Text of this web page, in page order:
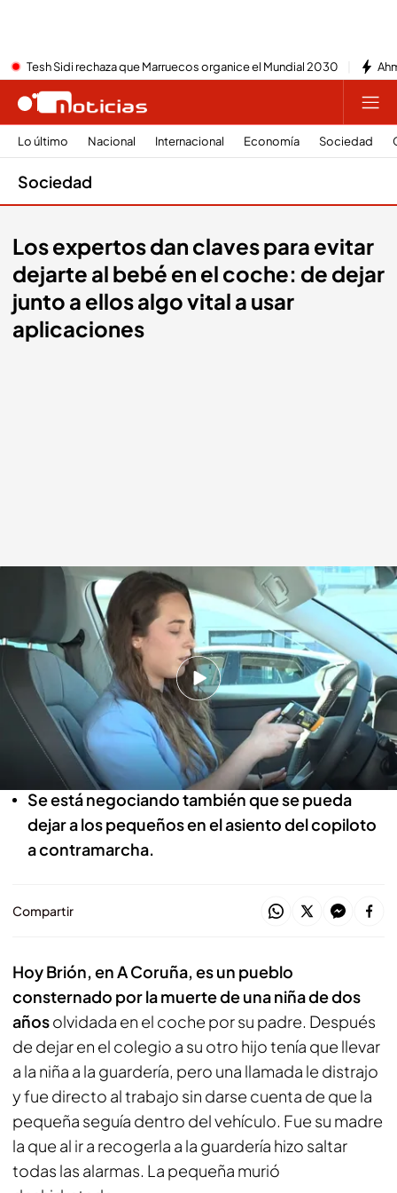
Tesh Sidi rechaza que Marruecos organice el Mundial 2030
Lo último Nacional Internacional Economía Sociedad
Sociedad
Los expertos dan claves para evitar
dejarte al bebé en el coche: de dejar
junto a ellos algo vital a usar
aplicaciones
Cómo evitar una desgracia con el bebé en el coche: de aplicaciones a
nuevas normas .Imagen: Rebeca Jorge
Redacción digital Noticias Cuatro
21 MAY 2026 - 20:53h.
Hoy Brión, en A Coruña, es un pueblo
consternado por la muerte de una niña de dos
años olvidada en el coche por su padre.
Se está negociando también que se pueda
dejar a los pequeños en el asiento del copiloto
a contramarcha.
Compartir
Hoy Brión, en A Coruña, es un pueblo
consternado por la muerte de una niña de dos
añosolvidada en el coche por su padre. Después
de dejar en el colegio a su otro hijo tenía que llevar
a la niña a la guardería, pero una llamada le distrajo
y fue directo al trabajo sin darse cuenta de que la
pequeña seguía dentro del vehículo. Fue su madre
la que al ir a recogerla a la guardería hizo saltar
todas las alarmas. La pequeña murió